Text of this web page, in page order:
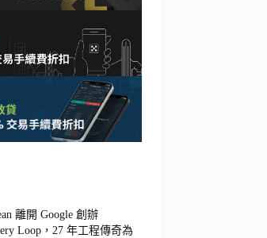
離開 Google 創辦
Loop，27 年工程傳奇為